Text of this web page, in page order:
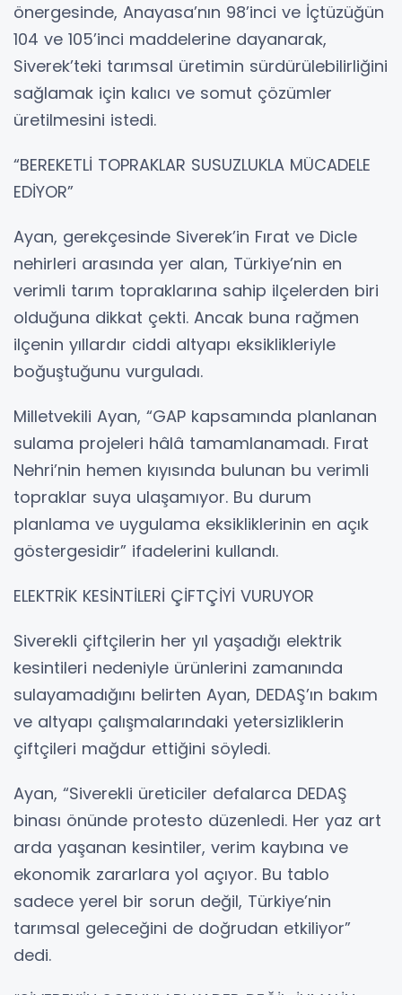
önergesinde, Anayasa’nın 98’inci ve İçtüzüğün
104 ve 105’inci maddelerine dayanarak,
Siverek’teki tarımsal üretimin sürdürülebilirliğini
sağlamak için kalıcı ve somut çözümler
üretilmesini istedi.
“BEREKETLİ TOPRAKLAR SUSUZLUKLA MÜCADELE
EDİYOR”
Ayan, gerekçesinde Siverek’in Fırat ve Dicle
nehirleri arasında yer alan, Türkiye’nin en
verimli tarım topraklarına sahip ilçelerden biri
olduğuna dikkat çekti. Ancak buna rağmen
ilçenin yıllardır ciddi altyapı eksiklikleriyle
boğuştuğunu vurguladı.
Milletvekili Ayan, “GAP kapsamında planlanan
sulama projeleri hâlâ tamamlanamadı. Fırat
Nehri’nin hemen kıyısında bulunan bu verimli
topraklar suya ulaşamıyor. Bu durum
planlama ve uygulama eksikliklerinin en açık
göstergesidir” ifadelerini kullandı.
ELEKTRİK KESİNTİLERİ ÇİFTÇİYİ VURUYOR
Siverekli çiftçilerin her yıl yaşadığı elektrik
kesintileri nedeniyle ürünlerini zamanında
sulayamadığını belirten Ayan, DEDAŞ’ın bakım
ve altyapı çalışmalarındaki yetersizliklerin
çiftçileri mağdur ettiğini söyledi.
Ayan, “Siverekli üreticiler defalarca DEDAŞ
binası önünde protesto düzenledi. Her yaz art
arda yaşanan kesintiler, verim kaybına ve
ekonomik zararlara yol açıyor. Bu tablo
sadece yerel bir sorun değil, Türkiye’nin
tarımsal geleceğini de doğrudan etkiliyor”
dedi.